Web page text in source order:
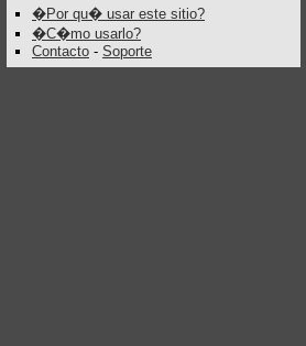
�Por qu� usar este sitio?
�C�mo usarlo?
Contacto - Soporte